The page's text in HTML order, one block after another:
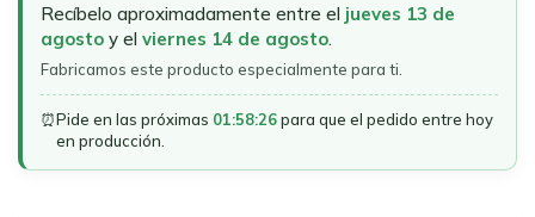
Recíbelo aproximadamente entre el jueves 13 de
agosto y el viernes 14 de agosto.
Fabricamos este producto especialmente para ti.
⏰Pide en las próximas 01:58:26para que el pedido entre hoy
en producción.